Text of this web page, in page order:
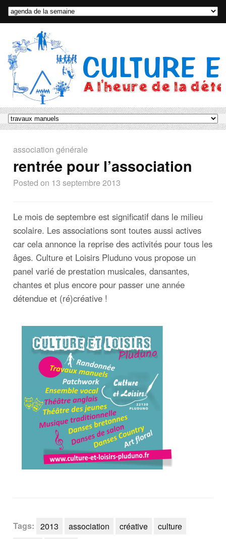
association générale
rentrée pour l’association
Posted on 13 septembre 2013
Le mois de septembre est significatif dans le milieu
scolaire. Les associations sont toutes aussi actives
car cela annonce la reprise des activités pour tous les
âges. Culture et Loisirs Pluduno vous propose un
panel varié de prestation musicales, dansantes,
chantes et plus encore pour passer une année
détendue et (ré)créative !
Tags: 2013 association créative
culture